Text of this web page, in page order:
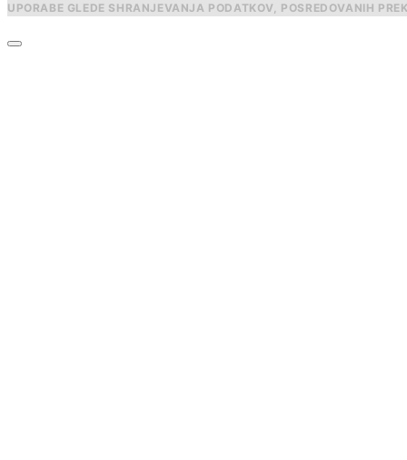
UPORABE GLEDE SHRANJEVANJA PODATKOV, POSREDOVANIH